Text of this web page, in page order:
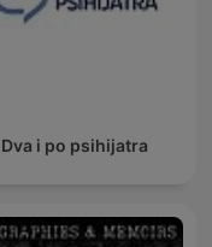
Dva i po psihijatra